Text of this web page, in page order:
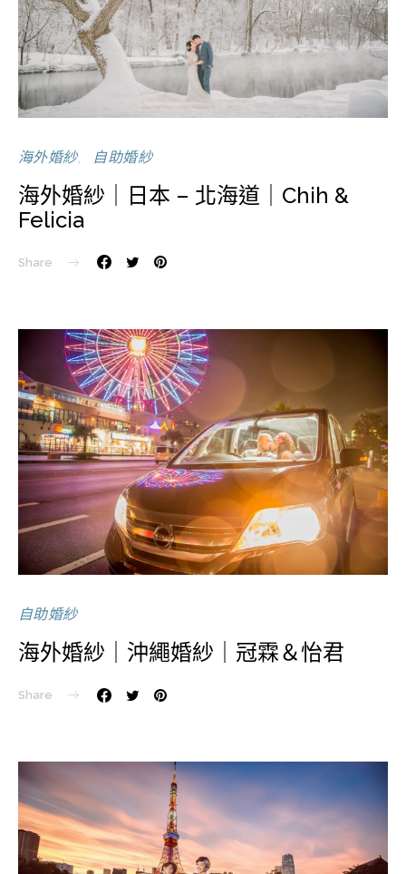
海外婚紗 自助婚紗
海外婚紗｜日本 – 北海道｜Chih &
Felicia
Share
自助婚紗
海外婚紗｜沖繩婚紗｜冠霖＆怡君
Share